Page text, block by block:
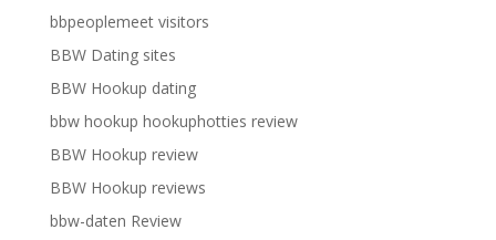
bbpeoplemeet visitors
BBW Dating sites
BBW Hookup dating
bbw hookup hookuphotties review
BBW Hookup review
BBW Hookup reviews
bbw-daten Review